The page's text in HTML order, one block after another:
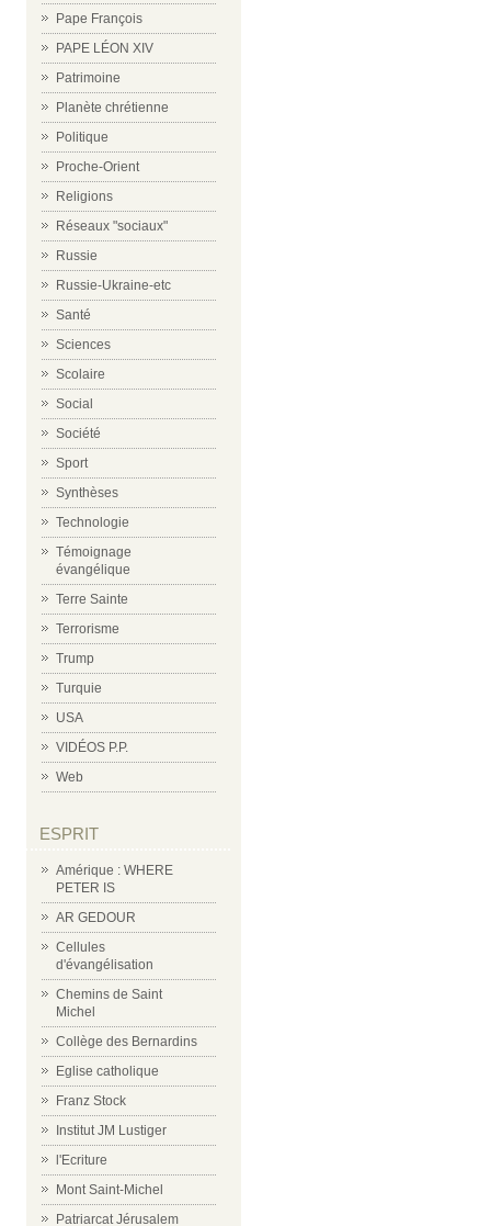
Pape François
PAPE LÉON XIV
Patrimoine
Planète chrétienne
Politique
Proche-Orient
Religions
Réseaux "sociaux"
Russie
Russie-Ukraine-etc
Santé
Sciences
Scolaire
Social
Société
Sport
Synthèses
Technologie
Témoignage
évangélique
Terre Sainte
Terrorisme
Trump
Turquie
USA
VIDÉOS P.P.
Web
ESPRIT
Amérique : WHERE
PETER IS
AR GEDOUR
Cellules
d'évangélisation
Chemins de Saint
Michel
Collège des Bernardins
Eglise catholique
Franz Stock
Institut JM Lustiger
l'Ecriture
Mont Saint-Michel
Patriarcat Jérusalem